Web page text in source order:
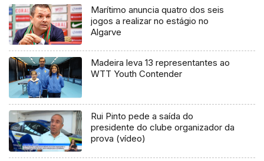
Marítimo anuncia quatro dos seis
jogos a realizar no estágio no
Algarve
Madeira leva 13 representantes ao
WTT Youth Contender
Rui Pinto pede a saída do
presidente do clube organizador da
prova (vídeo)